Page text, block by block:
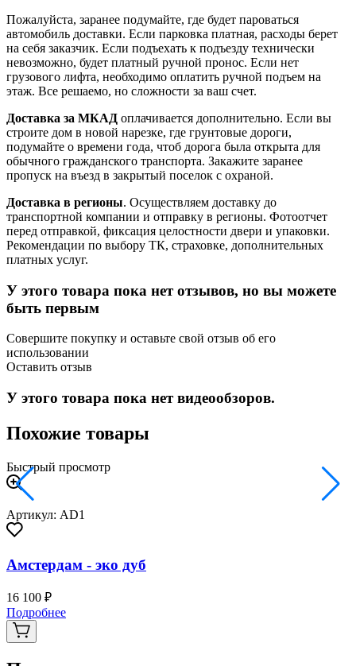
Пожалуйста, заранее подумайте, где будет пароваться
автомобиль доставки. Если парковка платная, расходы берет
на себя заказчик. Если подъехать к подъезду технически
невозможно, будет платный ручной пронос. Если нет
грузового лифта, необходимо оплатить ручной подъем на
этаж. Все решаемо, но сложности за ваш счет.
Доставка за МКАД оплачивается дополнительно. Если вы
строите дом в новой нарезке, где грунтовые дороги,
подумайте о времени года, чтоб дорога была открыта для
обычного гражданского транспорта. Закажите заранее
пропуск на въезд в закрытый поселок с охраной.
Доставка в регионы. Осуществляем доставку до
транспортной компании и отправку в регионы. Фотоотчет
перед отправкой, фиксация целостности двери и упаковки.
Рекомендации по выбору ТК, страховке, дополнительных
платных услуг.
У этого товара пока нет отзывов, но вы можете
быть первым
Совершите покупку и оставьте свой отзыв об его
использовании
Оставить отзыв
У этого товара пока нет видеообзоров.
Похожие товары
Быстрый просмотр
Артикул: AD1
Амстердам - эко дуб
16 100 ₽
Подробнее